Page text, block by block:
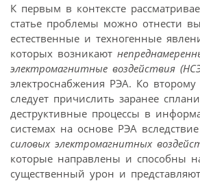
К первым в контексте
статье проблемы можно отнести
естественные и техногенные
которых возникают
электромагнитные воздействия
электроснабжения РЭА. Ко второму
следует причислить заранее
деструктивные процессы в
системах на основе РЭА вследствие
силовых электромагнитных
которые направлены и способны
существенный урон и